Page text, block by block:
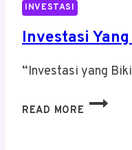
INVESTASI
Investasi
“Investasi yang
READ MORE
INVESTASI